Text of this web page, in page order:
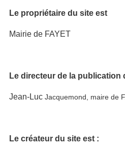
Le propriétaire du site est
Mairie de FAYET
Le directeur de la publication
Jean-Luc Jacquemond, maire de
Le créateur du site est :